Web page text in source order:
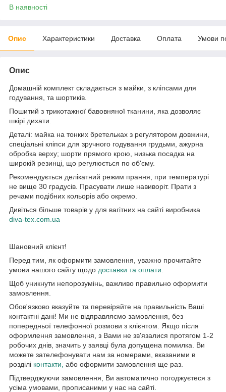
В наявності
Опис Характеристики Доставка Оплата Умови
Опис
Домашній комплект складається з майки, з кліпсами для
годування, та шортиків.
Пошитий з трикотажної бавовняної тканини, яка дозволяє
шкірі дихати.
Деталі: майка на тонких бретельках з регулятором довжини,
спеціальні кліпси для зручного годування грудьми, ажурна
обробка верху; шорти прямого крою, низька посадка на
широкій резинці, що регулюється по об'єму.
Рекомендується делікатний режим прання, при температурі
не вище 30 градусів. Прасувати лише навиворіт. Прати з
речами подібних кольорів або окремо.
Дивіться більше товарів у для вагітних на сайті виробника
diva-tex.com.ua
Шановний клієнт!
Перед тим, як оформити замовлення, уважно прочитайте
умови нашого сайту щодо доставки та оплати.
Щоб уникнути непорозумінь, важливо правильно оформити
замовлення.
Обов'язково вказуйте та перевіряйте на правильність Ваші
контактні дані! Ми не відправляємо замовлення, без
попередньої телефонної розмови з клієнтом. Якщо після
оформлення замовлення, з Вами не зв'язалися протягом 1-2
робочих днів, значить у заявці була допущена помилка. Ви
можете зателефонувати нам за номерами, вказаними в
розділі контакти, або оформити замовлення ще раз.
Підтверджуючи замовлення, Ви автоматично погоджуєтеся з
усіма умовами, прописаними у нас на сайті.